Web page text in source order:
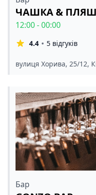
ЧАШКА &
12:00 - 00:00
4.4 5 відгуків
вулиця Хорива, 25/12,
Бар